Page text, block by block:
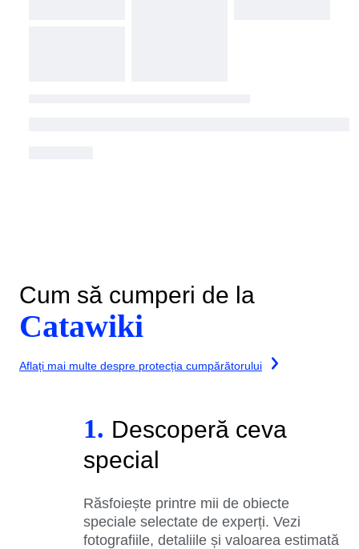
Cum să cumperi de la
Catawiki
Aflați mai multe despre protecția cumpărătorului
1. Descoperă ceva
special
Răsfoiește printre mii de obiecte
speciale selectate de experți. Vezi
fotografiile, detaliile și valoarea estimată